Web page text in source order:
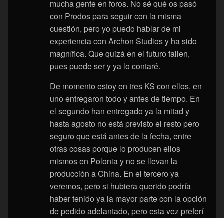
mucha gente en foros. No sé qué os pasó
con Prodos para seguir con la misma
cuestión, pero yo puedo hablar de mi
experiencia con Archon Studios y ha sido
magnífica. Que quizá en el futuro fallen,
pues puede ser y ya lo contaré.
De momento estoy en tres KS con ellos, en
uno entregaron todo y antes de tiempo. En
el segundo han entregado ya la mitad y
hasta agosto no está previsto el resto pero
seguro que está antes de la fecha, entre
otras cosas porque lo producen ellos
mismos en Polonia y no se llevan la
producción a China. En el tercero ya
veremos, pero si hubiera querido podría
haber tenido ya la mayor parte con la opción
de pedido adelantado, pero esta vez preferí